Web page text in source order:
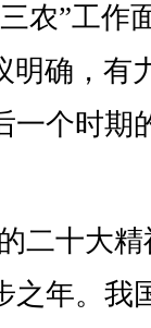
农”工作
明确，有
个时期
二十大
年。我